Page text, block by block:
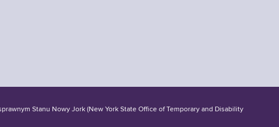
Stanu Nowy Jork (New York State Office of Temporary and Disability